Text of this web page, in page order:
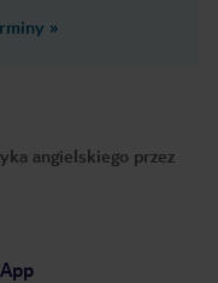
»
angielskiego przez